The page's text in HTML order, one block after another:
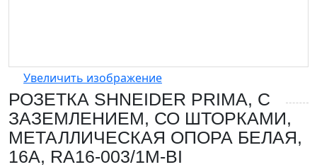
Увеличить изображение
РОЗЕТКА SHNEIDER PRIMA, С
ЗАЗЕМЛЕНИЕМ, СО ШТОРКАМИ,
МЕТАЛЛИЧЕСКАЯ ОПОРА БЕЛАЯ,
16А, RA16-003/1M-BI